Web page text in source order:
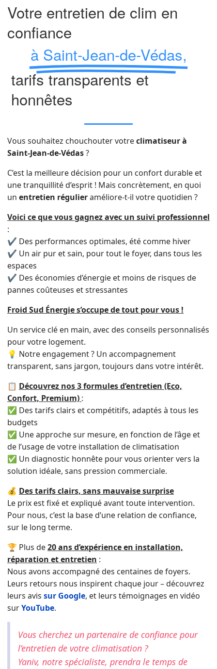
Votre entretien de clim en
confiance
à Saint-Jean-de-Védas,
tarifs transparents et
honnêtes
Vous souhaitez chouchouter votreclimatiseur à
Saint-Jean-de-Védas?
C’est la meilleure décision pour un confort durable et
une tranquillité d’esprit ! Mais concrètement, en quoi
un entretien régulieraméliore-t-il votre quotidien ?
Voici ce que vous gagnez avec un suivi professionnel
:
✔ Des performances optimales, été comme hiver
✔ Un air pur et sain, pour tout le foyer, dans tous les
espaces
✔ Des économies d’énergie et moins de risques de
pannes coûteuses et stressantes
Froid Sud Énergie s’occupe de tout pour vous !
Un service clé en main, avec des conseils personnalisés
pour votre logement.
💡 Notre engagement ? Un accompagnement
transparent, sans jargon, toujours dans votre intérêt.
📋 Découvrez nos 3 formules d’entretien (Eco,
Confort, Premium) :
✅ Des tarifs clairs et compétitifs, adaptés à tous les
budgets
✅ Une approche sur mesure, en fonction de l’âge et
de l’usage de votre installation de climatisation
✅ Un diagnostic honnête pour vous orienter vers la
solution idéale, sans pression commerciale.
💰 Des tarifs clairs, sans mauvaise surprise
Le prix est fixé et expliqué avant toute intervention.
Pour nous, c’est la base d’une relation de confiance,
sur le long terme.
🏆 Plus de20 ans d’expérience en installation,
réparation et entretien :
Nous avons accompagné des centaines de foyers.
Leurs retours nous inspirent chaque jour – découvrez
leurs avis sur Google, et leurs témoignages en vidéo
surYouTube.
Vous cherchez un partenaire de confiance pour
l’entretien de votre climatisation ?
Yaniv, notre spécialiste, prendra le temps de